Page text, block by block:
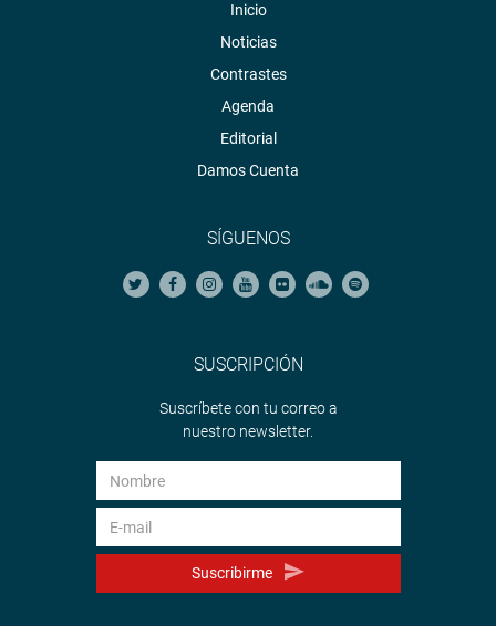
Inicio
Noticias
Contrastes
Agenda
Editorial
Damos Cuenta
SÍGUENOS
SUSCRIPCIÓN
Suscríbete con tu correo a
nuestro newsletter.
Suscribirme